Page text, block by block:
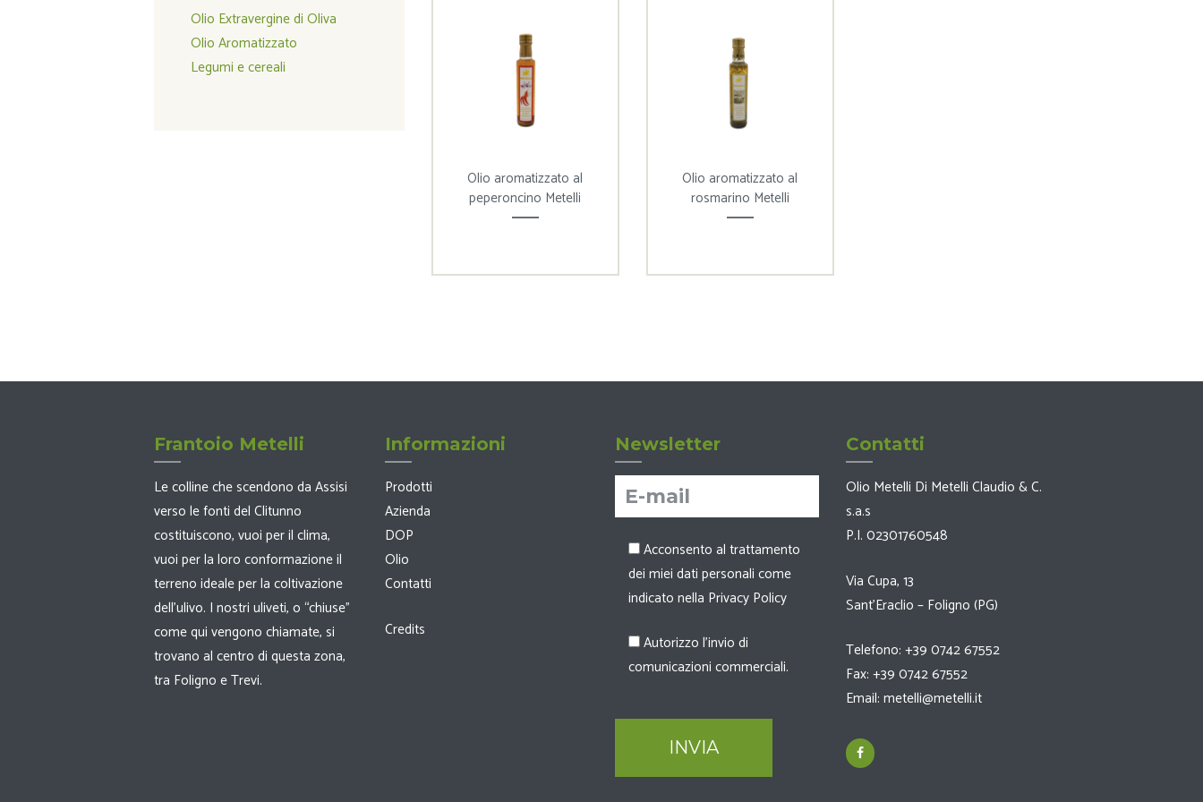
Olio aromatizzato al
peperoncino Metelli
Olio aromatizzato al
rosmarino Metelli
Olio Extravergine di Oliva
Olio Aromatizzato
Legumi e cereali
Frantoio Metelli
Le colline che scendono da Assisi
verso le fonti del Clitunno
costituiscono, vuoi per il clima,
vuoi per la loro conformazione il
terreno ideale per la coltivazione
dell’ulivo. I nostri uliveti, o “chiuse”
come qui vengono chiamate, si
trovano al centro di questa zona,
tra Foligno e Trevi.
Informazioni
Prodotti
Azienda
DOP
Olio
Contatti
Credits
Newsletter
Acconsento al trattamento
dei miei dati personali come
indicato nella Privacy Policy
Autorizzo l'invio di
comunicazioni commerciali.
Contatti
Olio Metelli Di Metelli Claudio & C.
s.a.s
P.I. 02301760548
Via Cupa, 13
Sant’Eraclio – Foligno (PG)
Telefono: +39 0742 67552
Fax: +39 0742 67552
Email: metelli@metelli.it